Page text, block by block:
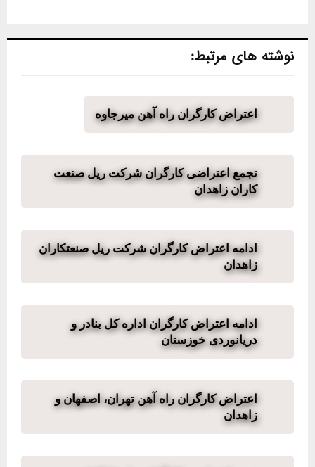
نوشته های مرتبط:
اعتراض کارگران راه آهن میرجاوه
تجمع اعتراضی کارگران شرکت ریل صنعت
کاران زاهدان
ادامه اعتراض کارگران شرکت ریل صنعتکاران
زاهدان
ادامه اعتراض کارگران اداره کل بنادر و
دریانوردی خوزستان
اعتراض کارگران راه آهن تهران، اصفهان و
زاهدان